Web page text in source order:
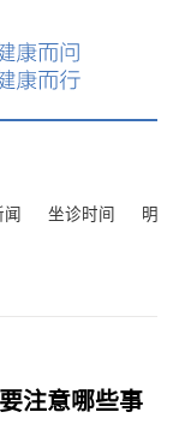
闻 坐诊时间 明
注意哪些事